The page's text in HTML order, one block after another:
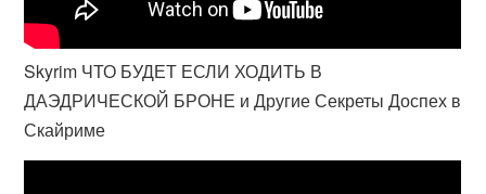
Skyrim ЧТО БУДЕТ ЕСЛИ ХОДИТЬ В
ДАЭДРИЧЕСКОЙ БРОНЕ и Другие Секреты Доспех в
Скайриме